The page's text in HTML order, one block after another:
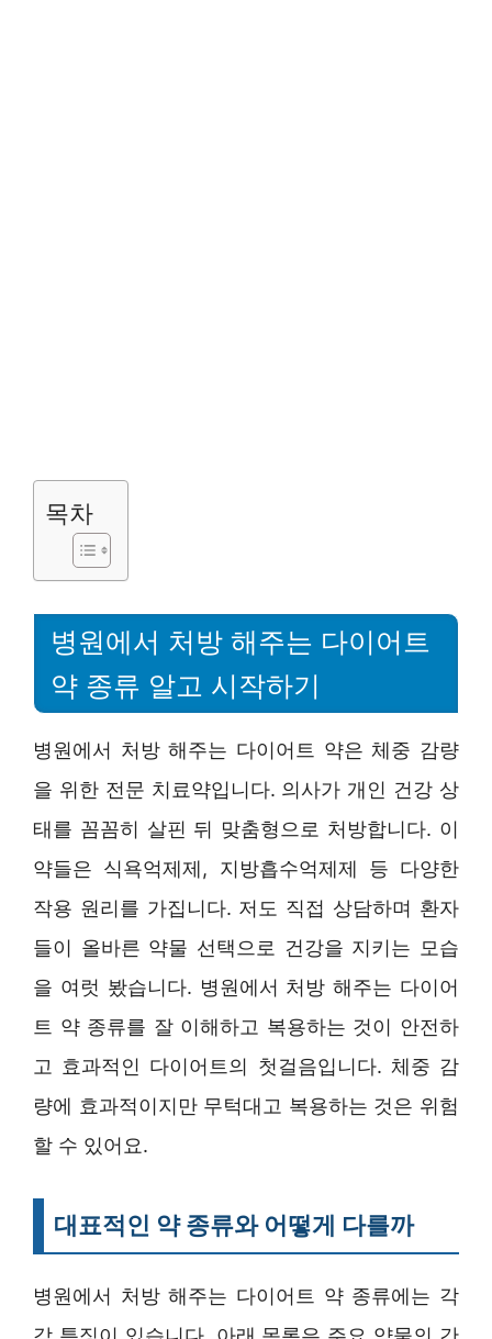
목차
병원에서 처방 해주는 다이어트
약 종류 알고 시작하기
병원에서 처방 해주는 다이어트 약은 체중 감량
을 위한 전문 치료약입니다. 의사가 개인 건강 상
태를 꼼꼼히 살핀 뒤 맞춤형으로 처방합니다. 이
약들은 식욕억제제, 지방흡수억제제 등 다양한
작용 원리를 가집니다. 저도 직접 상담하며 환자
들이 올바른 약물 선택으로 건강을 지키는 모습
을 여럿 봤습니다. 병원에서 처방 해주는 다이어
트 약 종류를 잘 이해하고 복용하는 것이 안전하
고 효과적인 다이어트의 첫걸음입니다. 체중 감
량에 효과적이지만 무턱대고 복용하는 것은 위험
할 수 있어요.
대표적인 약 종류와 어떻게 다를까
병원에서 처방 해주는 다이어트 약 종류에는 각